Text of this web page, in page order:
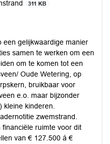
311 KB
een gelijkwaardige manier
samen te werken om een
om te komen tot een
Oude Wetering, op
bruikbaar voor
e.o. maar bijzonder
kinderen.
zwemstrand.
ruimte voor dit
van € 127.500 á €